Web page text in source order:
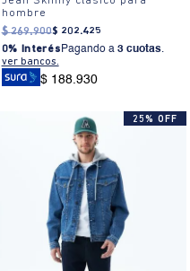
hombre
$ 269.900$ 202.425
0% Interés Pagando a 3 cuotas.
ver bancos.
$ 188.930
25% OFF